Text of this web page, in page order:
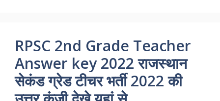
RPSC 2nd Grade Teacher
Answer key 2022 राजस्थान
सेकंड ग्रेड टीचर भर्ती 2022 की